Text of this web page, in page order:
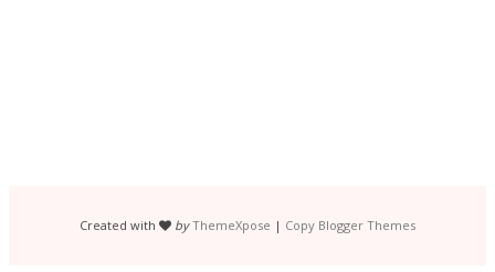
Bergaya di pagi raya..
Created with by ThemeXpose | Copy Blogger Themes